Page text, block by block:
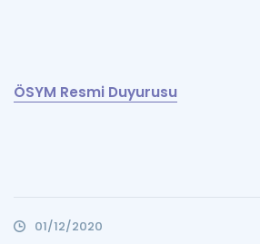
ÖSYM Resmi Duyurusu
01/12/2020